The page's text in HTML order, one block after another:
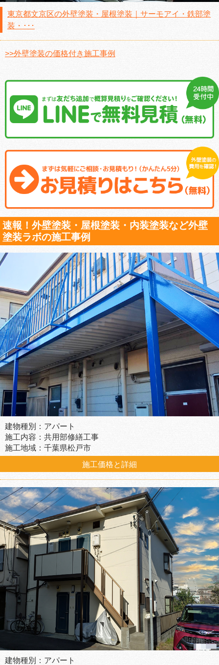
東京都文京区の外壁塗装・屋根塗装｜サーモアイ・鉄部塗
装・･･･
>>外壁塗装の価格付き施工事例
速報！外壁塗装・屋根塗装・内装塗装など外壁
塗装ラボの施工事例
建物種別：アパート
施工内容：共用部修繕工事
施工地域：千葉県松戸市
施工価格と詳細
建物種別：アパート